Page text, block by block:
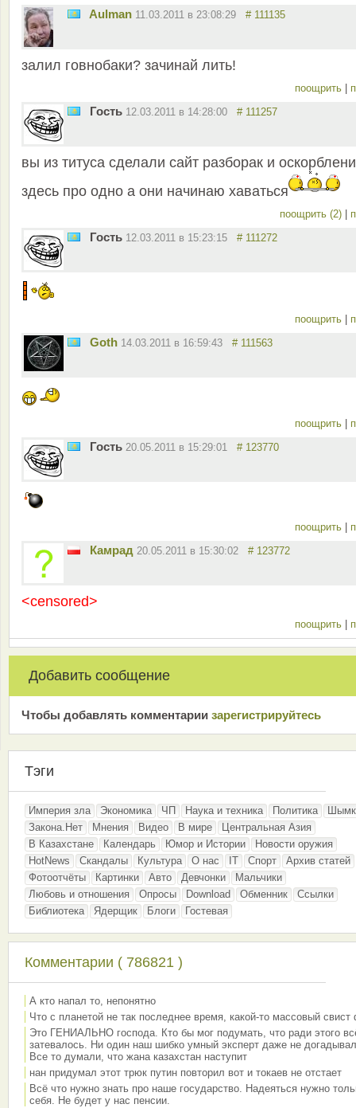
Aulman 11.03.2011 в 23:08:29 # 111135
залил говнобаки? зачинай лить!
поощрить
Гость 12.03.2011 в 14:28:00 # 111257
вы из титуса сделали сайт разборак и
здесь про одно а они начинаю хаваться
поощрить (2)
Гость 12.03.2011 в 15:23:15 # 111272
поощрить
Goth 14.03.2011 в 16:59:43 # 111563
поощрить
Гость 20.05.2011 в 15:29:01 # 123770
поощрить
Камрад 20.05.2011 в 15:30:02 # 123772
<censored>
поощрить
Добавить сообщение
Чтобы добавлять комментарии зарeгиcтрирyйтeсь
Тэги
Империя зла Экономика ЧП Наука и техника Политика
Закона.Нет
Мнения Видео В мире
Центральная Азия
В Казахстане
Календарь Юмор и Истории
Новости оружия
HotNews
Скандалы Культура О нас IT Спорт
Архив статей
Фотоотчёты
Картинки Авто Девчонки
Мальчики
Любовь и отношения
Опросы Download Обменник
Ссылки
Библиотека
Ядерщик Блоги Гостевая
Комментарии ( 786821 )
А кто напал то, непонятно
Что с планетой не так последнее время, какой-то массовый свист
Это ГЕНИАЛЬНО господа. Кто бы мог подумать, что ради этого
затевалось. Ни один наш шибко умный эксперт даже не
Все то думали, что жана казахстан наступит
нан придумал этот трюк путин повторил вот и токаев не отстает
Всё что нужно знать про наше государство. Надеяться нужно
себя. Не будет у нас пенсии.